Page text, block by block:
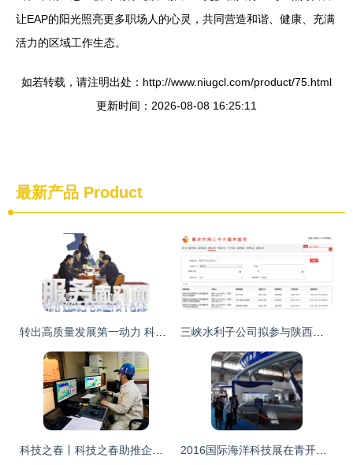
让EAP的阳光照亮更多职场人的心灵，共同营造和谐、健康、充满
活力的区域工作生态。
如若转载，请注明出处：http://www.niugcl.com/product/75.html
更新时间：2026-08-08 16:25:11
最新产品 Product